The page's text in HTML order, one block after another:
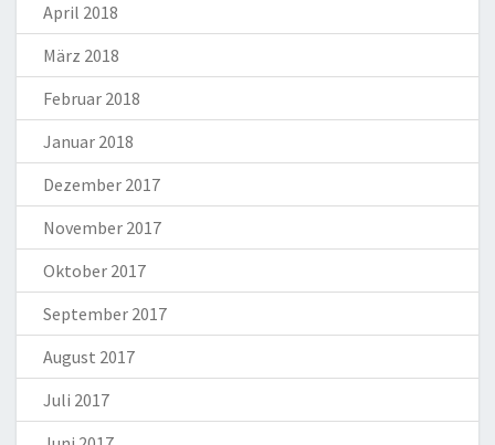
April 2018
März 2018
Februar 2018
Januar 2018
Dezember 2017
November 2017
Oktober 2017
September 2017
August 2017
Juli 2017